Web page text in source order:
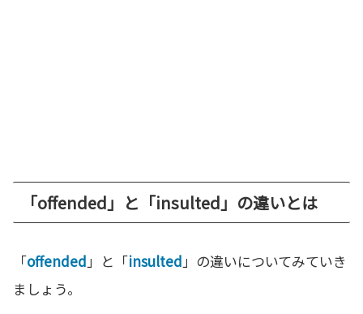
「offended」と「insulted」の違いとは
「offended」と「insulted」の違いについてみていき
ましょう。